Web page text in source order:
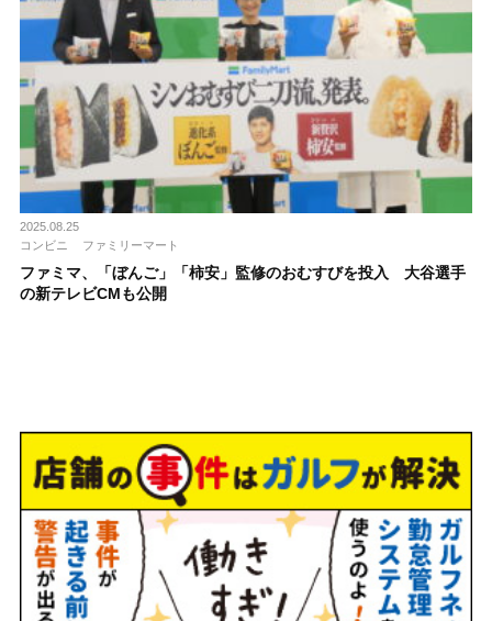
2025.08.25
コンビニ
ファミリーマート
ファミマ、「ぼんご」「柿安」監修のおむすびを投入 大谷選手
の新テレビCMも公開